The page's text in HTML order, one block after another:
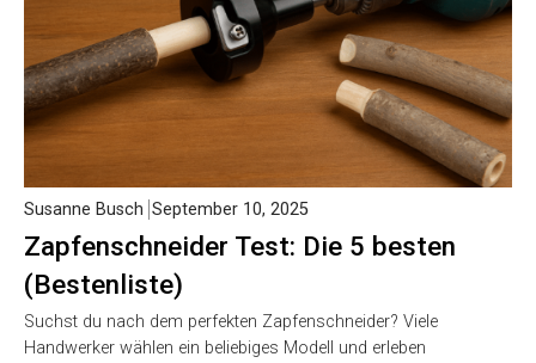
Zapfenschneider Test: Die 5 besten
(Bestenliste)
Susanne Busch September 10, 2025
Suchst du nach dem perfekten Zapfenschneider? Viele
Handwerker wählen ein beliebiges Modell und erleben